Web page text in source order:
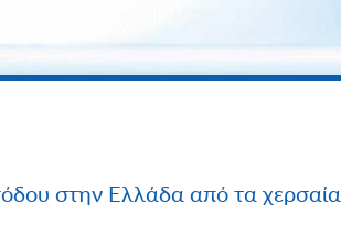
στην Ελλάδα από τα χερσαία